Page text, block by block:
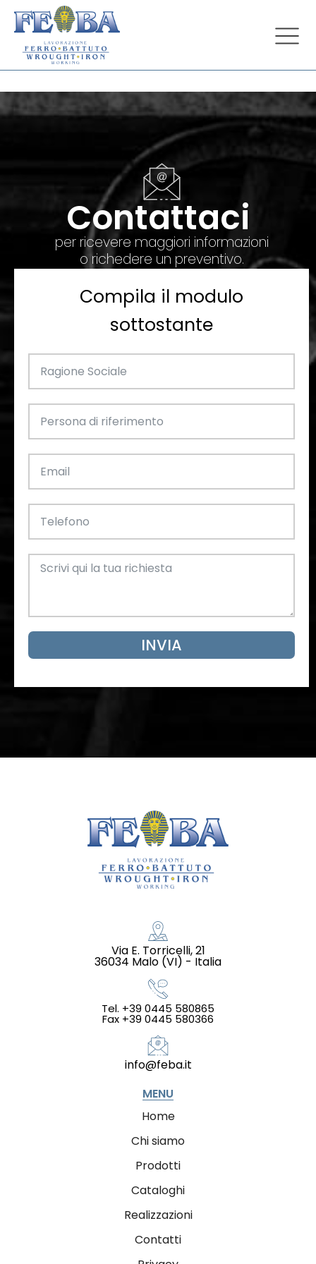
Contattaci
per ricevere maggiori informazioni
o richedere un preventivo.
Compila il modulo
sottostante
INVIA
Via E. Torricelli, 21
36034 Malo (VI) - Italia
Tel. +39 0445 580865
Fax +39 0445 580366
info@feba.it
MENU
Home
Chi siamo
Prodotti
Cataloghi
Realizzazioni
Contatti